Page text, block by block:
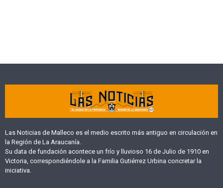
Las Noticias de Malleco es el medio escrito más antiguo en circulación en
la Región de La Araucanía.
Su data de fundación acontece un frío y lluvioso 16 de Julio de 1910 en
Victoria, correspondiéndole a la Familia Gutiérrez Urbina concretar la
iniciativa.